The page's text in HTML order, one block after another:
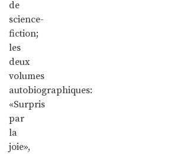
de
science-
fiction;
les
deux
volumes
autobiographiques:
«Surpris
par
la
joie»,